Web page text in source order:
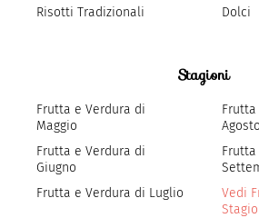
Risotti Tradizionali
Dolci
Stagioni
Frutta e Verdura di
Maggio
Frutta e Verdura di
Giugno
Frutta e Verdura di Luglio
Agosto
Vedi